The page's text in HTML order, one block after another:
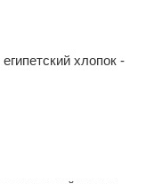
хлопок -